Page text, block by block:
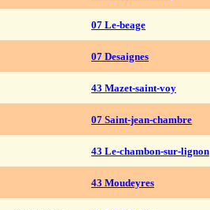
07 Le-beage
07 Desaignes
43 Mazet-saint-voy
07 Saint-jean-chambre
43 Le-chambon-sur-lignon
43 Moudeyres